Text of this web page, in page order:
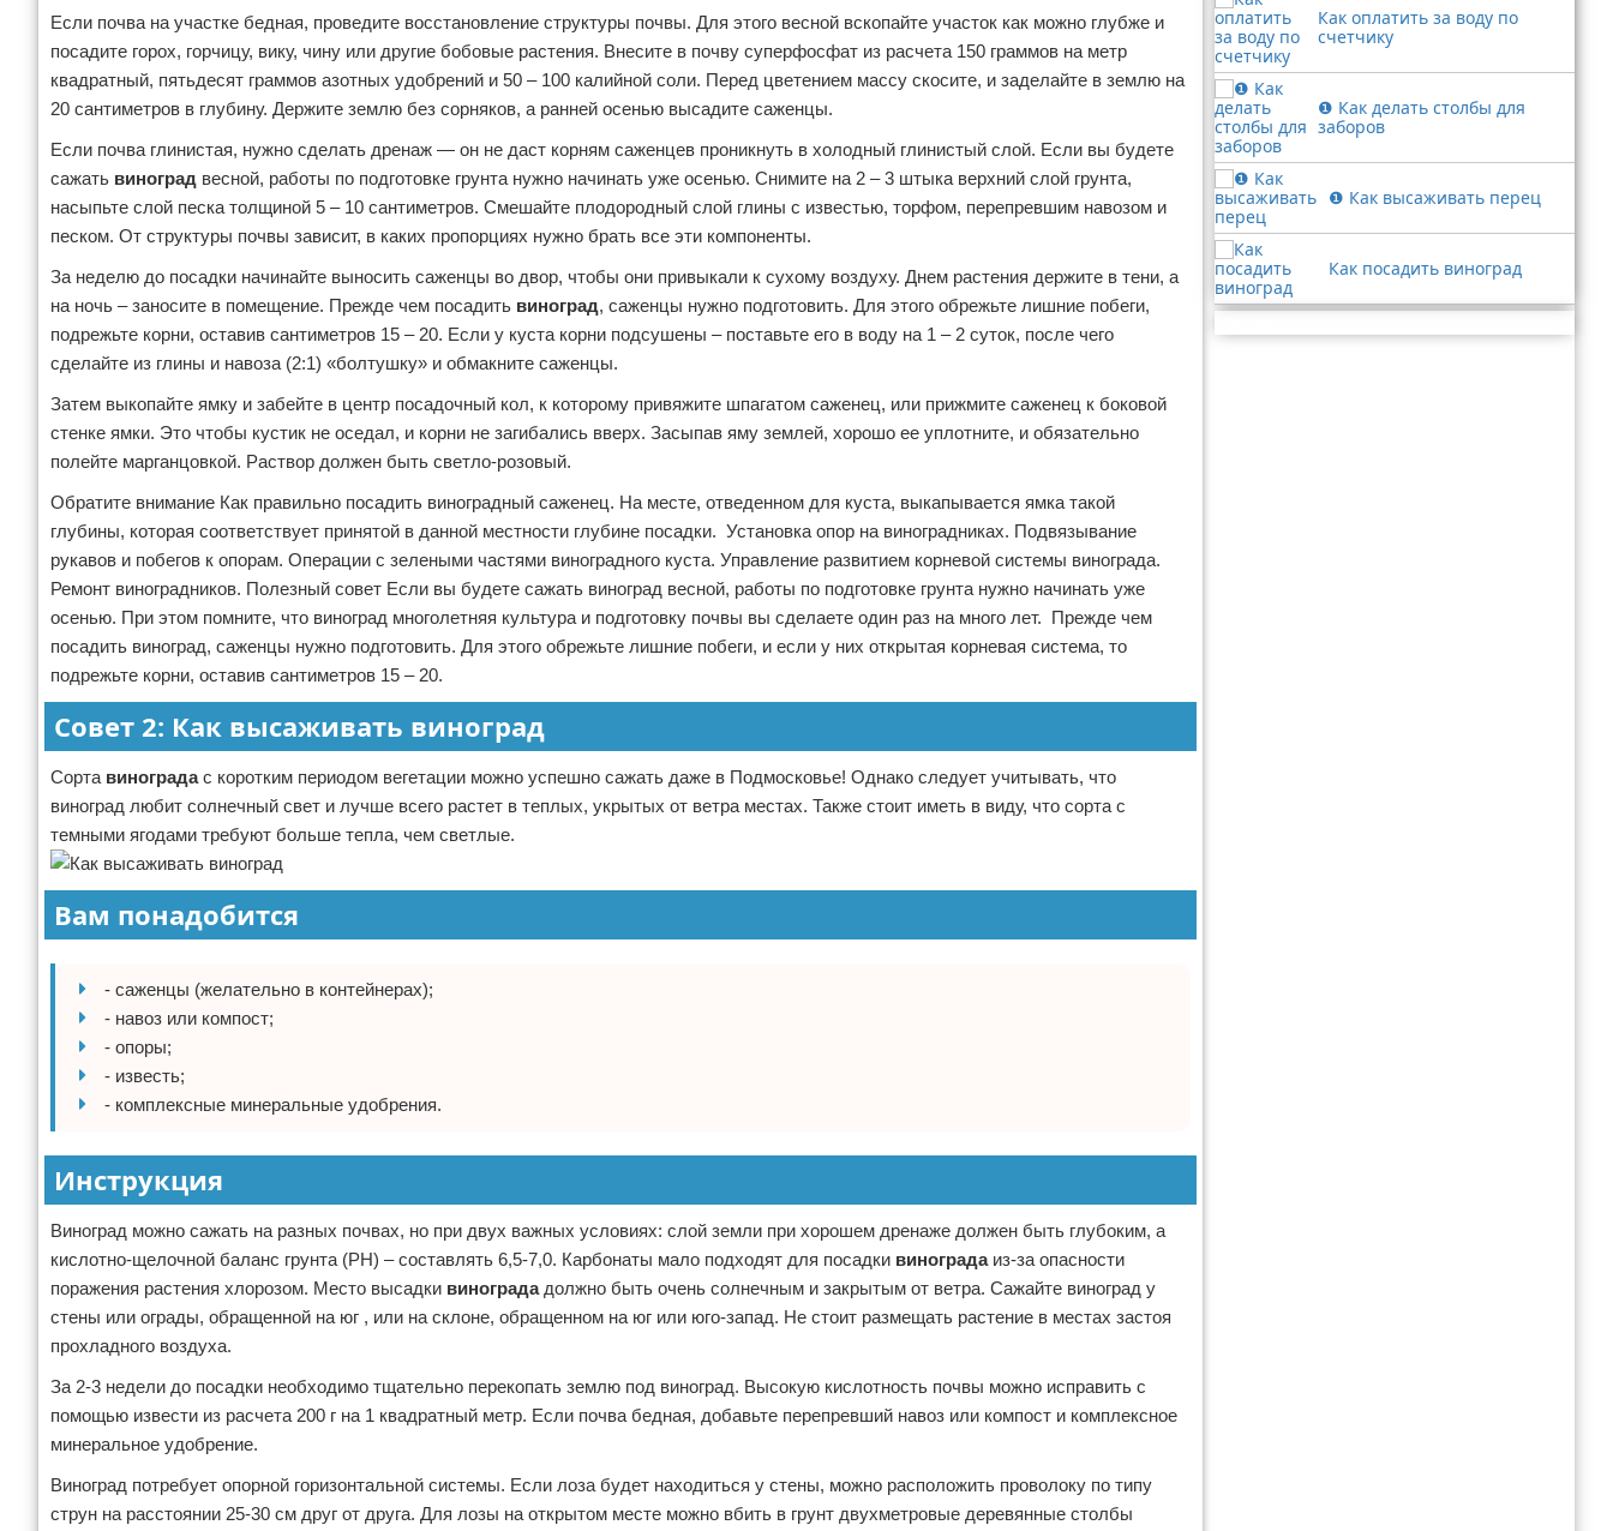
Если почва на участке бедная, проведите восстановление структуры почвы. Для этого весной вскопайте участок как можно глубже и
посадите горох, горчицу, вику, чину или другие бобовые растения. Внесите в почву суперфосфат из расчета 150 граммов на метр
квадратный, пятьдесят граммов азотных удобрений и 50 – 100 калийной соли. Перед цветением массу скосите, и заделайте в землю на
20 сантиметров в глубину. Держите землю без сорняков, а ранней осенью высадите саженцы.
Если почва глинистая, нужно сделать дренаж — он не даст корням саженцев проникнуть в холодный глинистый слой. Если вы будете
сажать виноград весной, работы по подготовке грунта нужно начинать уже осенью. Снимите на 2 – 3 штыка верхний слой грунта,
насыпьте слой песка толщиной 5 – 10 сантиметров. Смешайте плодородный слой глины с известью, торфом, перепревшим навозом и
песком. От структуры почвы зависит, в каких пропорциях нужно брать все эти компоненты.
За неделю до посадки начинайте выносить саженцы во двор, чтобы они привыкали к сухому воздуху. Днем растения держите в тени, а
на ночь – заносите в помещение. Прежде чем посадить виноград, саженцы нужно подготовить. Для этого обрежьте лишние побеги,
подрежьте корни, оставив сантиметров 15 – 20. Если у куста корни подсушены – поставьте его в воду на 1 – 2 суток, после чего
сделайте из глины и навоза (2:1) «болтушку» и обмакните саженцы.
Затем выкопайте ямку и забейте в центр посадочный кол, к которому привяжите шпагатом саженец, или прижмите саженец к боковой
стенке ямки. Это чтобы кустик не оседал, и корни не загибались вверх. Засыпав яму землей, хорошо ее уплотните, и обязательно
полейте марганцовкой. Раствор должен быть светло-розовый.
Обратите внимание Как правильно посадить виноградный саженец. На месте, отведенном для куста, выкапывается ямка такой
глубины, которая соответствует принятой в данной местности глубине посадки. Установка опор на виноградниках. Подвязывание
рукавов и побегов к опорам. Операции с зелеными частями виноградного куста. Управление развитием корневой системы винограда.
Ремонт виноградников. Полезный совет Если вы будете сажать виноград весной, работы по подготовке грунта нужно начинать уже
осенью. При этом помните, что виноград многолетняя культура и подготовку почвы вы сделаете один раз на много лет. Прежде чем
посадить виноград, саженцы нужно подготовить. Для этого обрежьте лишние побеги, и если у них открытая корневая система, то
подрежьте корни, оставив сантиметров 15 – 20.
Совет 2: Как высаживать виноград
Сорта виноградас коротким периодом вегетации можно успешно сажать даже в Подмосковье! Однако следует учитывать, что
виноград любит солнечный свет и лучше всего растет в теплых, укрытых от ветра местах. Также стоит иметь в виду, что сорта с
темными ягодами требуют больше тепла, чем светлые.
Вам понадобится
- саженцы (желательно в контейнерах);
- навоз или компост;
- опоры;
- известь;
- комплексные минеральные удобрения.
Инструкция
Виноград можно сажать на разных почвах, но при двух важных условиях: слой земли при хорошем дренаже должен быть глубоким, а
кислотно-щелочной баланс грунта (РН) – составлять 6,5-7,0. Карбонаты мало подходят для посадки виноградаиз-за опасности
поражения растения хлорозом. Место высадки виноградадолжно быть очень солнечным и закрытым от ветра. Сажайте виноград у
стены или ограды, обращенной на юг , или на склоне, обращенном на юг или юго-запад. Не стоит размещать растение в местах застоя
прохладного воздуха.
За 2-3 недели до посадки необходимо тщательно перекопать землю под виноград. Высокую кислотность почвы можно исправить с
помощью извести из расчета 200 г на 1 квадратный метр. Если почва бедная, добавьте перепревший навоз или компост и комплексное
минеральное удобрение.
Виноград потребует опорной горизонтальной системы. Если лоза будет находиться у стены, можно расположить проволоку по типу
струн на расстоянии 25-30 см друг от друга. Для лозы на открытом месте можно вбить в грунт двухметровые деревянные столбы
Как оплатить за воду по
счетчику
❶ Как делать столбы для
заборов
❶ Как высаживать перец
Как посадить виноград